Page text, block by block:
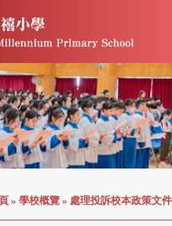
» 學校概覽 » 處理投訴校本政策文件